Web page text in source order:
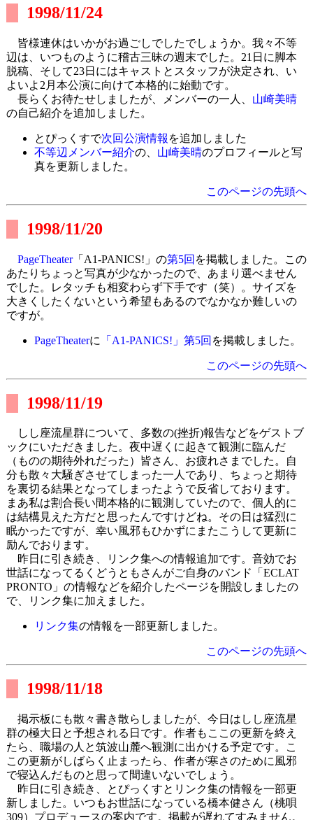
1998/11/24
皆様連休はいかがお過ごしでしたでしょうか。我々不等
辺は、いつものように稽古三昧の週末でした。21日に脚本
脱稿、そして23日にはキャストとスタッフが決定され、い
よいよ2月本公演に向けて本格的に始動です。
長らくお待たせしましたが、メンバーの一人、 山崎美晴
の自己紹介を追加しました。
とぴっくすで次回公演情報 を追加しました
不等辺メンバー紹介の、 山崎美晴のプロフィールと写
真を更新しました。
このページの先頭へ
1998/11/20
PageTheater「A1-PANICS!」の第5回 を掲載しました。この
あたりちょっと写真が少なかったので、あまり選べません
でした。レタッチも相変わらず下手です（笑）。サイズを
大きくしたくないという希望もあるのでなかなか難しいの
ですが。
PageTheaterに 「A1-PANICS!」第5回 を掲載しました。
このページの先頭へ
1998/11/19
しし座流星群について、多数の(挫折)報告などをゲストブ
ックにいただきました。夜中遅くに起きて観測に臨んだ
（ものの期待外れだった）皆さん、お疲れさまでした。自
分も散々大騒ぎさせてしまった一人であり、ちょっと期待
を裏切る結果となってしまったようで反省しております。
まあ私は割合長い間本格的に観測していたので、個人的に
は結構見えた方だと思ったんですけどね。その日は猛烈に
眠かったですが、幸い風邪もひかずにまたこうして更新に
励んでおります。
昨日に引き続き、リンク集への情報追加です。音効でお
世話になってるくどうともさんがご自身のバンド「ECLAT
PRONTO」の情報などを紹介したページを開設しましたの
で、リンク集に加えました。
リンク集の情報を一部更新しました。
このページの先頭へ
1998/11/18
掲示板にも散々書き散らしましたが、今日はしし座流星
群の極大日と予想される日です。作者もここの更新を終え
たら、職場の人と筑波山麓へ観測に出かける予定です。こ
この更新がしばらく止まったら、作者が寒さのために風邪
で寝込んだものと思って間違いないでしょう。
昨日に引き続き、とぴっくすとリンク集の情報を一部更
新しました。いつもお世話になっている橋本健さん（桃唄
309）プロデュースの案内です。掲載が遅れてすみません。